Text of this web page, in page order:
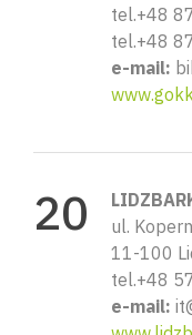
tel.+48
tel.+48
e-mail:
ul.
11-100
tel.+48
e-mail: